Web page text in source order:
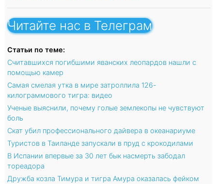
Читайте нас в Телеграм
Статьи по теме:
Считавшихся погибшими яванских леопардов нашли с
помощью камер
Самая смелая утка в мире затроллила 126-
килограммового тигра: видео
Ученые выяснили, почему голые землекопы не чувствуют
боль
Скат убил профессионального дайвера в океанариуме
Туристов в Таиланде запускали в пруд с крокодилами
В Испании впервые за 30 лет бык насмерть забодал
тореадора
Дружба козла Тимура и тигра Амура оказалась фейком